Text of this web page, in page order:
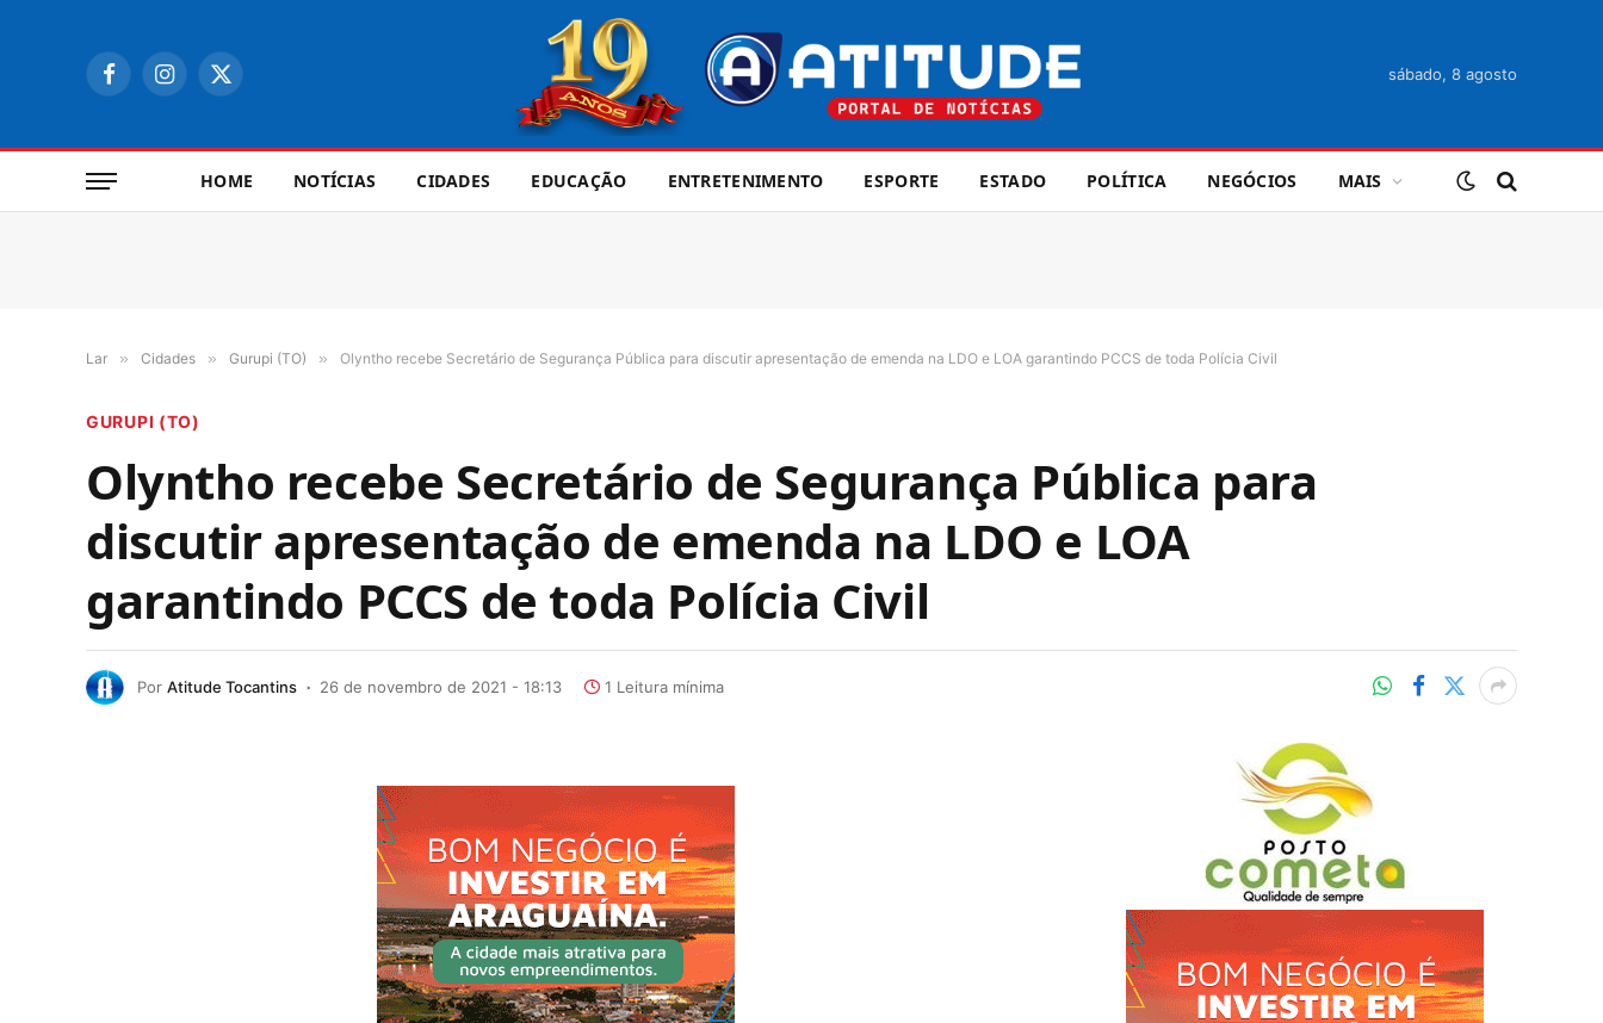
FacebookInstagram
X
sábado, 8 agosto
HOME NOTÍCIAS CIDADES EDUCAÇÃO ENTRETENIMENTO ESPORTE ESTADO POLÍTICA NEGÓCIOS MAIS
Lar » Cidades » Gurupi (TO) » Olyntho recebe Secretário de Segurança Pública para discutir apresentação de emenda na LDO e LOA garantindo PCCS de toda Polícia Civil
GURUPI (TO)
Olyntho recebe Secretário de Segurança Pública para
discutir apresentação de emenda na LDO e LOA
garantindo PCCS de toda Polícia Civil
Por Atitude Tocantins 26 de novembro de 2021 - 18:13 1 Leitura mínima